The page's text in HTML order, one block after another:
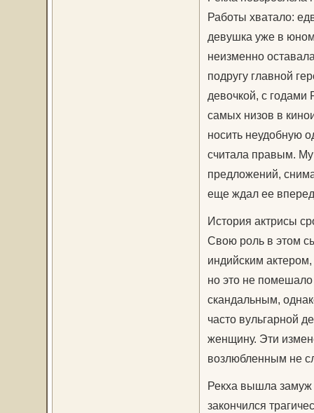
Работы хватало:
девушка уже в
неизменно
подругу главной
девочкой, с годами
самых низов в
носить неудобную
считала правым.
предложений,
еще ждал ее
История актрисы
Свою роль в этом
индийским
но это не
скандальным,
часто вульгарной
женщину. Эти
возлюбленным не
Рекха вышла замуж
закончился